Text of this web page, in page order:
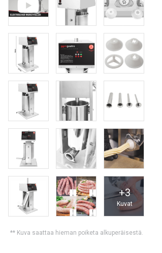
+3
Kuvat
** Kuva saattaa hieman poiketa alkuperäisestä.